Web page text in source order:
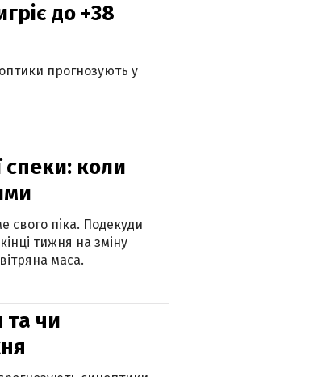
до +38
прогнозують у
спеки: коли
свого піка. Подекуди
тижня на зміну
маса.
та чи